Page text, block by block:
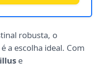
robusta, o
é a escolha ideal. Com
e